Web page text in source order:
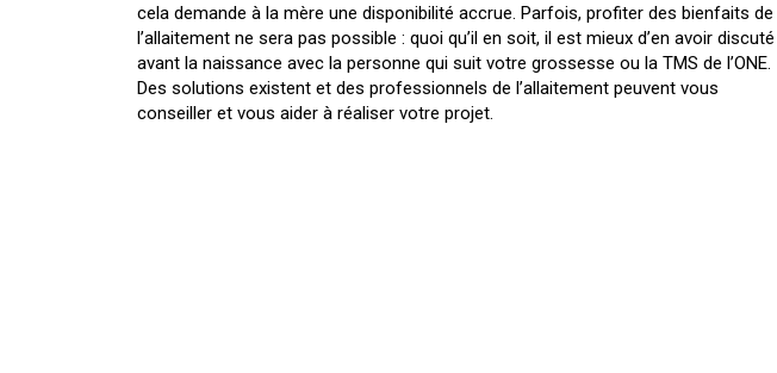
cela demande à la mère une disponibilité accrue. Parfois, profiter des bienfaits de
l’allaitement ne sera pas possible : quoi qu’il en soit, il est mieux d’en avoir discuté
avant la naissance avec la personne qui suit votre grossesse ou la TMS de l’ONE.
Des solutions existent et des professionnels de l’allaitement peuvent vous
conseiller et vous aider à réaliser votre projet.